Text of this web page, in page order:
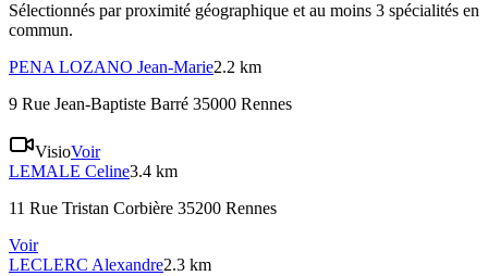
Sélectionnés par proximité géographique et au moins 3 spécialités en
commun.
PENA LOZANO Jean-Marie2.2 km
9 Rue Jean-Baptiste Barré 35000 Rennes
VisioVoir
LEMALE Celine3.4 km
11 Rue Tristan Corbière 35200 Rennes
Voir
LECLERC Alexandre2.3 km